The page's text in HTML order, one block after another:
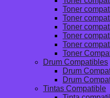
Toner
Toner
Toner
Toner
Toner
Toner
Drum Compatibles
Drum
Drum
Tintas Compatible